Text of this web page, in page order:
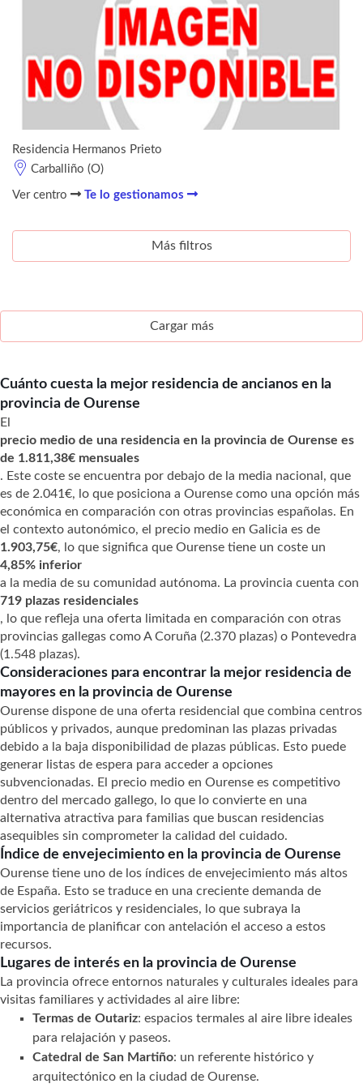
Residencia Hermanos Prieto
Carballiño (O)
Ver centro Te lo gestionamos
Más filtros
Cargar más
Cuánto cuesta la mejor residencia de ancianos en la
provincia de Ourense
El
precio medio de una residencia en la provincia de Ourense es
de 1.811,38€ mensuales
. Este coste se encuentra por debajo de la media nacional, que
es de 2.041€, lo que posiciona a Ourense como una opción más
económica en comparación con otras provincias españolas. En
el contexto autonómico, el precio medio en Galicia es de
1.903,75€, lo que significa que Ourense tiene un coste un
4,85% inferior
a la media de su comunidad autónoma. La provincia cuenta con
719 plazas residenciales
, lo que refleja una oferta limitada en comparación con otras
provincias gallegas como A Coruña (2.370 plazas) o Pontevedra
(1.548 plazas).
Consideraciones para encontrar la mejor residencia de
mayores en la provincia de Ourense
Ourense dispone de una oferta residencial que combina centros
públicos y privados, aunque predominan las plazas privadas
debido a la baja disponibilidad de plazas públicas. Esto puede
generar listas de espera para acceder a opciones
subvencionadas. El precio medio en Ourense es competitivo
dentro del mercado gallego, lo que lo convierte en una
alternativa atractiva para familias que buscan residencias
asequibles sin comprometer la calidad del cuidado.
Índice de envejecimiento en la provincia de Ourense
Ourense tiene uno de los índices de envejecimiento más altos
de España. Esto se traduce en una creciente demanda de
servicios geriátricos y residenciales, lo que subraya la
importancia de planificar con antelación el acceso a estos
recursos.
Lugares de interés en la provincia de Ourense
La provincia ofrece entornos naturales y culturales ideales para
visitas familiares y actividades al aire libre:
Termas de Outariz: espacios termales al aire libre ideales
para relajación y paseos.
Catedral de San Martiño: un referente histórico y
arquitectónico en la ciudad de Ourense.